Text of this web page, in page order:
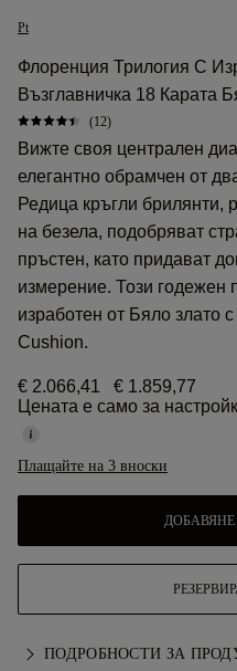
Pt
Флоренция Трилогия С
Възглавничка 18 Карата
(12)
Вижте своя централен
елегантно обрамчен от
Редица кръгли брилянти,
на безела, подобряват
пръстен, като придават
измерение. Този годежен
изработен от Бяло злато
Cushion.
€ 2.066,41
€ 1.859,77
Цената е само за
Плащайте на 3 вноски
ПОДРОБНОСТИ ЗА